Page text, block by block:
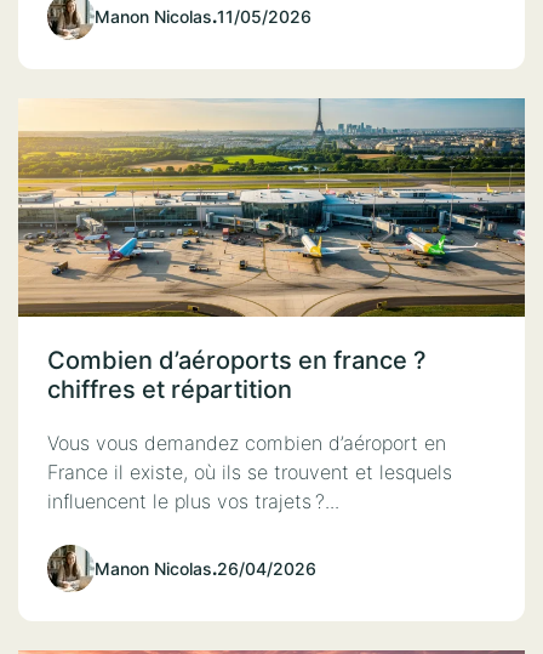
Manon Nicolas.11/05/2026
Combien d’aéroports en france ?
chiffres et répartition
Vous vous demandez combien d’aéroport en
France il existe, où ils se trouvent et lesquels
influencent le plus vos trajets ?...
Manon Nicolas.26/04/2026